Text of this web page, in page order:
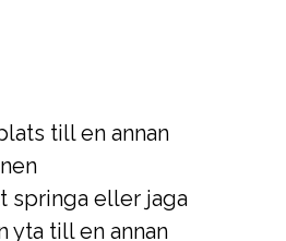
till en annan
springa eller jaga
yta till en annan